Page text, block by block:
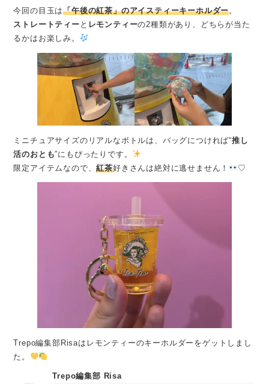
今回の目玉は「午後の紅茶」のアイスティーキーホルダー。
ストレートティー と レモンティーの2種類があり、どちらが当た
るかはお楽しみ。
ミニチュアサイズのリアルなボトルは、バッグにつければ“推し
活のおとも”にもぴったりです。
限定アイテムなので、紅茶好きさんは絶対に逃せません！ ♡
Trepo編集部Risaはレモンティーのキーホルダーをゲットしまし
た。
Trepo編集部 Risa